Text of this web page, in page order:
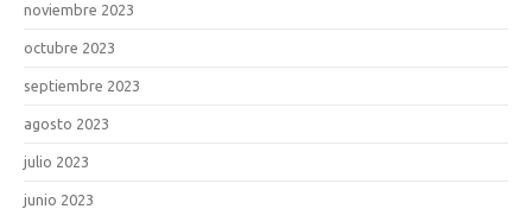
noviembre 2023
octubre 2023
septiembre 2023
agosto 2023
julio 2023
junio 2023